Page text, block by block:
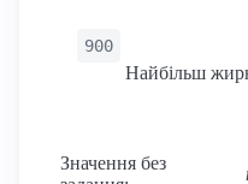
900
Найбільш
Значення без